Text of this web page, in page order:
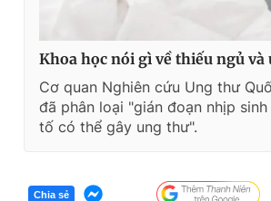
Khoa học nói gì về thiếu ngủ và
Cơ quan Nghiên cứu Ung thư
đã phân loại "gián đoạn nhịp
tố có thể gây ung thư".
Chia sẻ